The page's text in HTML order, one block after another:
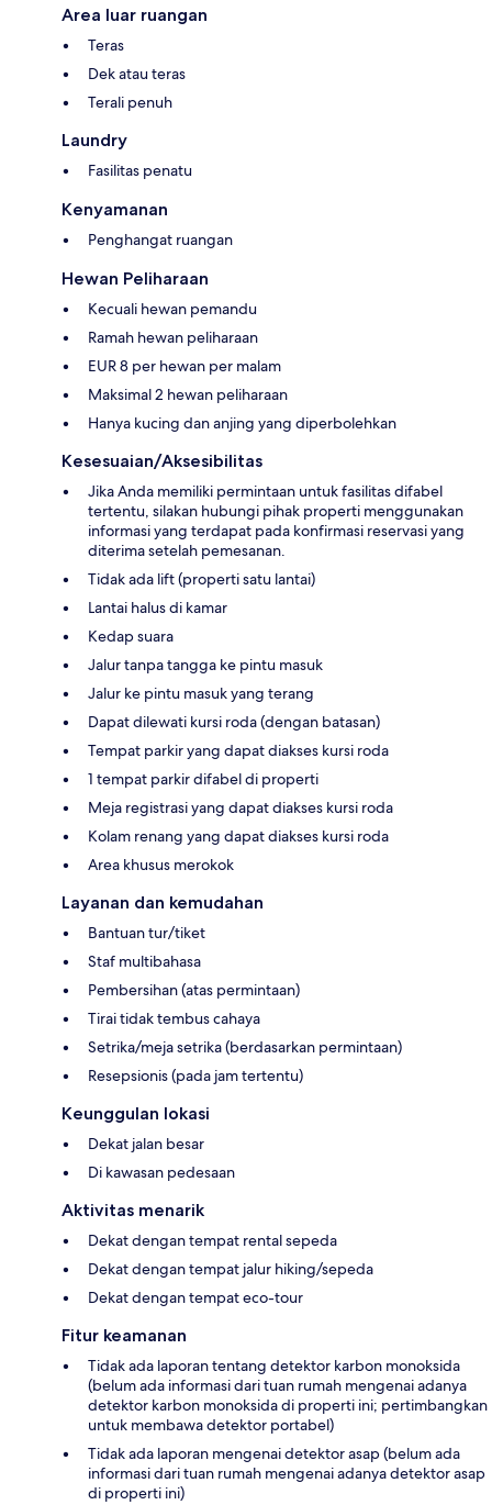
Area luar ruangan
Teras
Dek atau teras
Terali penuh
Laundry
Fasilitas penatu
Kenyamanan
Penghangat ruangan
Hewan Peliharaan
Kecuali hewan pemandu
Ramah hewan peliharaan
EUR 8 per hewan per malam
Maksimal 2 hewan peliharaan
Hanya kucing dan anjing yang diperbolehkan
Kesesuaian/Aksesibilitas
Jika Anda memiliki permintaan untuk fasilitas difabel
tertentu, silakan hubungi pihak properti menggunakan
informasi yang terdapat pada konfirmasi reservasi yang
diterima setelah pemesanan.
Tidak ada lift (properti satu lantai)
Lantai halus di kamar
Kedap suara
Jalur tanpa tangga ke pintu masuk
Jalur ke pintu masuk yang terang
Dapat dilewati kursi roda (dengan batasan)
Tempat parkir yang dapat diakses kursi roda
1 tempat parkir difabel di properti
Meja registrasi yang dapat diakses kursi roda
Kolam renang yang dapat diakses kursi roda
Area khusus merokok
Layanan dan kemudahan
Bantuan tur/tiket
Staf multibahasa
Pembersihan (atas permintaan)
Tirai tidak tembus cahaya
Setrika/meja setrika (berdasarkan permintaan)
Resepsionis (pada jam tertentu)
Keunggulan lokasi
Dekat jalan besar
Di kawasan pedesaan
Aktivitas menarik
Dekat dengan tempat rental sepeda
Dekat dengan tempat jalur hiking/sepeda
Dekat dengan tempat eco-tour
Fitur keamanan
Tidak ada laporan tentang detektor karbon monoksida
(belum ada informasi dari tuan rumah mengenai adanya
detektor karbon monoksida di properti ini; pertimbangkan
untuk membawa detektor portabel)
Tidak ada laporan mengenai detektor asap (belum ada
informasi dari tuan rumah mengenai adanya detektor asap
di properti ini)